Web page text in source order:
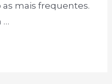
mais frequentes.
…